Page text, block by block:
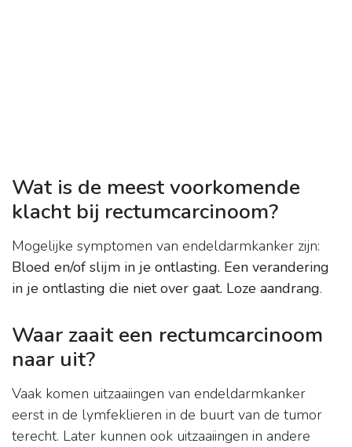
Wat is de meest voorkomende
klacht bij rectumcarcinoom?
Mogelijke symptomen van endeldarmkanker zijn:
Bloed en/of slijm in je ontlasting. Een verandering
in je ontlasting die niet over gaat. Loze aandrang.
Waar zaait een rectumcarcinoom
naar uit?
Vaak komen uitzaaiingen van endeldarmkanker
eerst in de lymfeklieren in de buurt van de tumor
terecht. Later kunnen ook uitzaaiingen in andere